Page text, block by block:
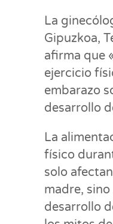
La
Gipuzkoa,
afirma que
ejercicio
embarazo
desarrollo
La
físico
solo
madre,
desarrollo